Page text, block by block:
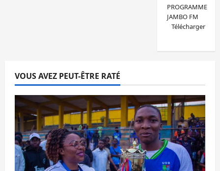
PROGRAMME
JAMBO FM
Télécharger
VOUS AVEZ PEUT-ÊTRE RATÉ